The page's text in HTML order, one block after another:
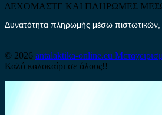
ΔΕΧΟΜΑΣΤΕ ΚΑΙ ΠΛΗΡΩΜΕΣ
Δυνατότητα πληρωμής μέσω
© 2026 antalaktika-online.eu
Καλό καλοκαίρι σε όλους!!